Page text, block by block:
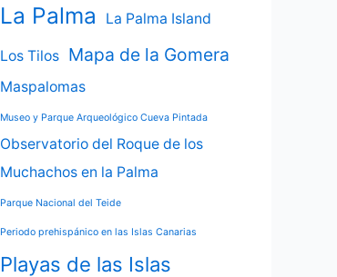
La Palma La Palma Island
Los Tilos Mapa de la Gomera
Maspalomas
Museo y Parque Arqueológico Cueva Pintada
Observatorio del Roque de los
Muchachos en la Palma
Parque Nacional del Teide
Periodo prehispánico en las Islas Canarias
Playas de las Islas